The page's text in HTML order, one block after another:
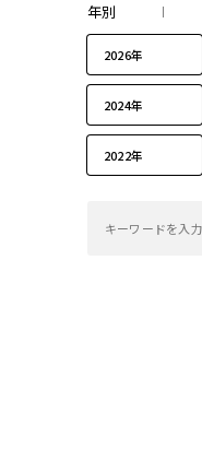
年別
2026年
2024年
2022年